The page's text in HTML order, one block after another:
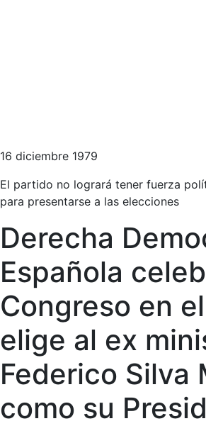
16 diciembre 1979
El partido no logrará tener fuerza
para presentarse a las elecciones
Derecha
Española
Congreso en
elige al ex
Federico Silva
como su